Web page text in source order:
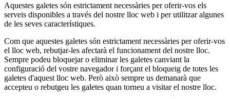
Aquestes galetes són estrictament necessàries per oferir-vos els
serveis disponibles a través del nostre lloc web i per utilitzar algunes
de les seves característiques.
Com que aquestes galetes són estrictament necessàries per oferir-vos
el lloc web, rebutjar-les afectarà el funcionament del nostre lloc.
Sempre podeu bloquejar o eliminar les galetes canviant la
configuració del vostre navegador i forçant el bloqueig de totes les
galetes d'aquest lloc web. Però això sempre us demanarà que
accepteu o rebutgeu les galetes quan torneu a visitar el nostre lloc.